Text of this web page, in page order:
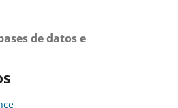
de datos e